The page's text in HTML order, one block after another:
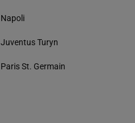
Napoli
Juventus Turyn
Paris St. Germain